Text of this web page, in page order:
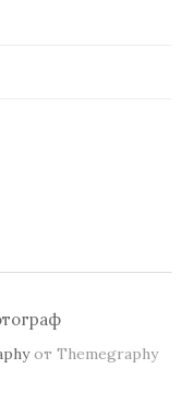
от Themegraphy